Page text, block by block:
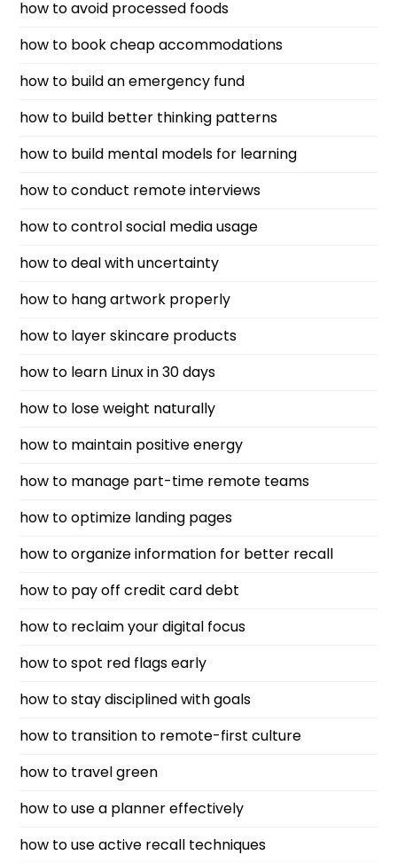
how to avoid processed foods
how to book cheap accommodations
how to build an emergency fund
how to build better thinking patterns
how to build mental models for learning
how to conduct remote interviews
how to control social media usage
how to deal with uncertainty
how to hang artwork properly
how to layer skincare products
how to learn Linux in 30 days
how to lose weight naturally
how to maintain positive energy
how to manage part-time remote teams
how to optimize landing pages
how to organize information for better recall
how to pay off credit card debt
how to reclaim your digital focus
how to spot red flags early
how to stay disciplined with goals
how to transition to remote-first culture
how to travel green
how to use a planner effectively
how to use active recall techniques